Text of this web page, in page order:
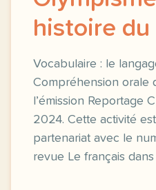
histoire du
Vocabulaire : le
Compréhension orale
l’émission Reportage
2024. Cette activité
partenariat avec le
revue Le français